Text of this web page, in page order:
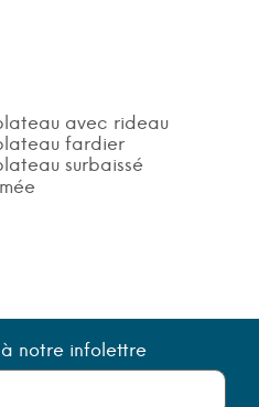
avec rideau
fardier
surbaissé
à notre infolettre